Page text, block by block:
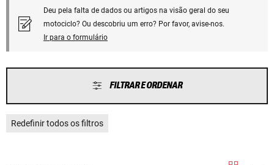
Deu pela falta de dados ou artigos na visão geral do seu
motociclo? Ou descobriu um erro? Por favor, avise-nos.
Ir para o formulário
FILTRAR E ORDENAR
Redefinir todos os filtros